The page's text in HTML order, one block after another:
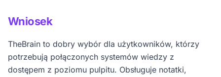
Wniosek
TheBrain to dobry wybór dla użytkowników, którzy
potrzebują połączonych systemów wiedzy z
dostępem z poziomu pulpitu. Obsługuje notatki,